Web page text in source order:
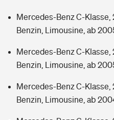
Mercedes-Benz C-Klasse,
Benzin, Limousine, ab
Mercedes-Benz C-Klasse,
Benzin, Limousine, ab
Mercedes-Benz C-Klasse,
Benzin, Limousine, ab